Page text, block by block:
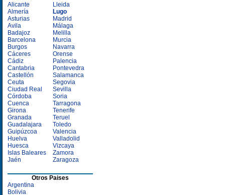
Alicante
Almería
Asturias
Avila
Badajoz
Barcelona
Burgos
Cáceres
Cádiz
Cantabria
Castellón
Ceuta
Ciudad Real
Córdoba
Cuenca
Girona
Granada
Guadalajara
Guipúzcoa
Huelva
Huesca
Islas Baleares
Jaén
Lleida
Lugo
Madrid
Málaga
Melilla
Murcia
Navarra
Orense
Palencia
Pontevedra
Salamanca
Segovia
Sevilla
Soria
Tarragona
Tenerife
Teruel
Toledo
Valencia
Valladolid
Vizcaya
Zamora
Zaragoza
Otros Paises
Argentina
Bolivia